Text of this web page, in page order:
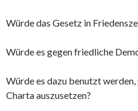
Würde das Gesetz in
Würde es gegen friedliche
Würde es dazu benutzt
Charta auszusetzen?